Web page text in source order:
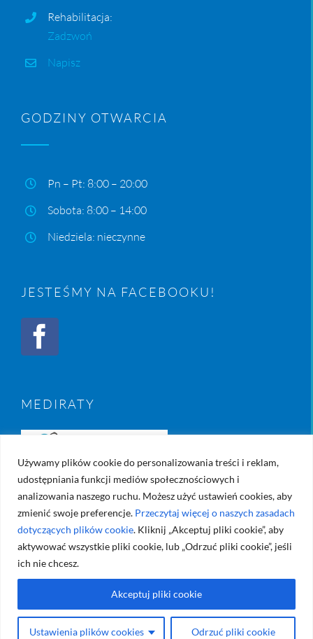
Używamy plików cookie do personalizowania treści i reklam,
udostępniania funkcji mediów społecznościowych i
analizowania naszego ruchu. Możesz użyć ustawień cookies, aby
zmienić swoje preferencje. Przeczytaj więcej o naszych zasadach
dotyczących plików cookie. Kliknij „Akceptuj pliki cookie”, aby
aktywować wszystkie pliki cookie, lub „Odrzuć pliki cookie”, jeśli
ich nie chcesz.
Ustawienia plików cookies Odrzuć pliki cookie
Akceptuj pliki cookie
Rehabilitacja:
Zadzwoń
Napisz
GODZINY OTWARCIA
Pn – Pt: 8:00 – 20:00
Sobota: 8:00 – 14:00
Niedziela: nieczynne
JESTEŚMY NA FACEBOOKU!
MEDIRATY
2026 | Created byDiamond Studio
Rights Reserved |Mapa Strony| Pozycjonowanie i Marketing -
INSANE.AGENCY